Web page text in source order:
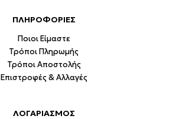
ΠΛΗΡΟΦΟΡΙΕΣ
Ποιοι Είμαστε
Τρόποι Πληρωμής
Τρόποι Αποστολής
Επιστροφές & Αλλαγές
ΛΟΓΑΡΙΑΣΜΟΣ